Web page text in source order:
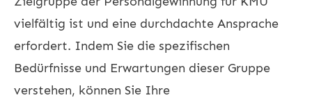
vielfältig ist und eine durchdachte Ansprache
erfordert. Indem Sie die spezifischen
Bedürfnisse und Erwartungen dieser Gruppe
verstehen, können Sie Ihre